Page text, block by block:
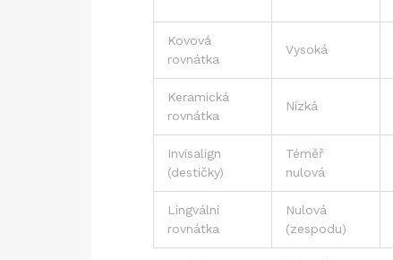
Kovová
rovnátka
Vysoká
Keramická
rovnátka
Nízká
Invisalign
(destičky)
Téměř
nulová
Lingvální
rovnátka
Nulová
(zespodu)